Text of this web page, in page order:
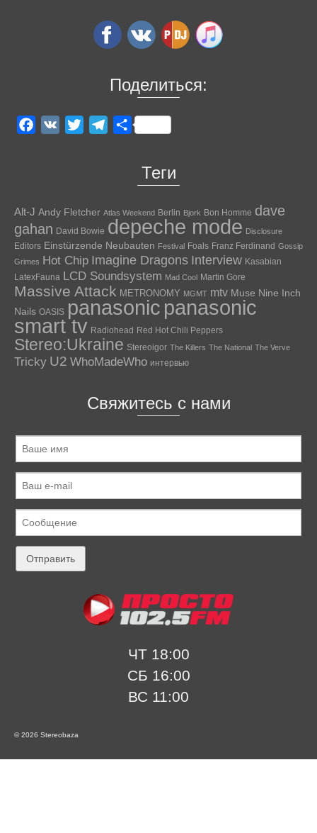
Поделиться:
Facebook
VK Twitter TelegramОтправить
Теги
Alt-J Andy Fletcher Atlas Weekend Berlin Bjork Bon Homme dave
gahan David Bowie depeche mode Disclosure
Editors Einstürzende Neubauten Festival Foals Franz Ferdinand Gossip
Grimes Hot Chip Imagine Dragons Interview Kasabian
LatexFauna LCD Soundsystem Mad Cool Martin Gore
Massive Attack METRONOMY MGMT mtv Muse Nine Inch
Nails OASIS panasonic panasonic
smart tv Radiohead Red Hot Chili Peppers
Stereo:Ukraine Stereoigor The Killers The National The Verve
Tricky U2 WhoMadeWho интервью
Свяжитесь с нами
ЧТ 18:00
СБ 16:00
ВС 11:00
© 2026 Stereobaza